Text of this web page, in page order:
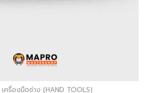
เครื่องมือช่าง (HAND TOOLS)